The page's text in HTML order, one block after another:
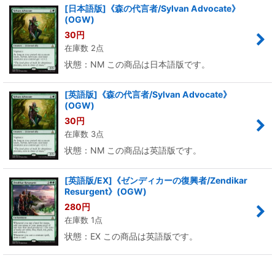
[日本語版]《森の代言者/Sylvan Advocate》
(OGW)
30円
在庫数 2点
状態：NM この商品は日本語版です。
[英語版]《森の代言者/Sylvan Advocate》
(OGW)
30円
在庫数 3点
状態：NM この商品は英語版です。
[英語版/EX]《ゼンディカーの復興者/Zendikar
Resurgent》(OGW)
280円
在庫数 1点
状態：EX この商品は英語版です。